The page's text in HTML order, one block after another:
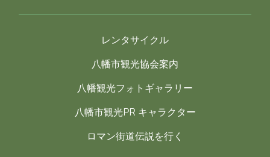
レンタサイクル
八幡市観光協会案内
八幡観光フォトギャラリー
八幡市観光PR キャラクター
ロマン街道伝説を行く